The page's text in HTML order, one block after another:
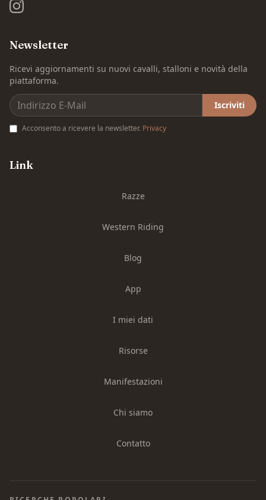
Newsletter
Ricevi aggiornamenti su nuovi cavalli, stalloni e novità della
piattaforma.
Iscriviti
Acconsento a ricevere la newsletter. Privacy
Link
Razze
Western Riding
Blog
App
I miei dati
Risorse
Manifestazioni
Chi siamo
Contatto